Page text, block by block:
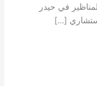
في حيدر
استشاري […]